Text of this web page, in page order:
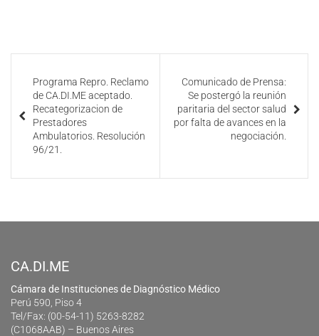
Programa Repro. Reclamo
de CA.DI.ME aceptado.
Recategorizacion de
Prestadores
Ambulatorios. Resolución
96/21.
Comunicado de Prensa:
Se postergó la reunión
paritaria del sector salud
por falta de avances en la
negociación.
CA.DI.ME
Cámara de Instituciones de Diagnóstico Médico
Perú 590, Piso 4
Tel/Fax: (00-54-11) 5263-8282
(C1068AAB) – Buenos Aires